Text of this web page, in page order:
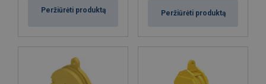
Peržiūrėti produktą Peržiūrėti produktą